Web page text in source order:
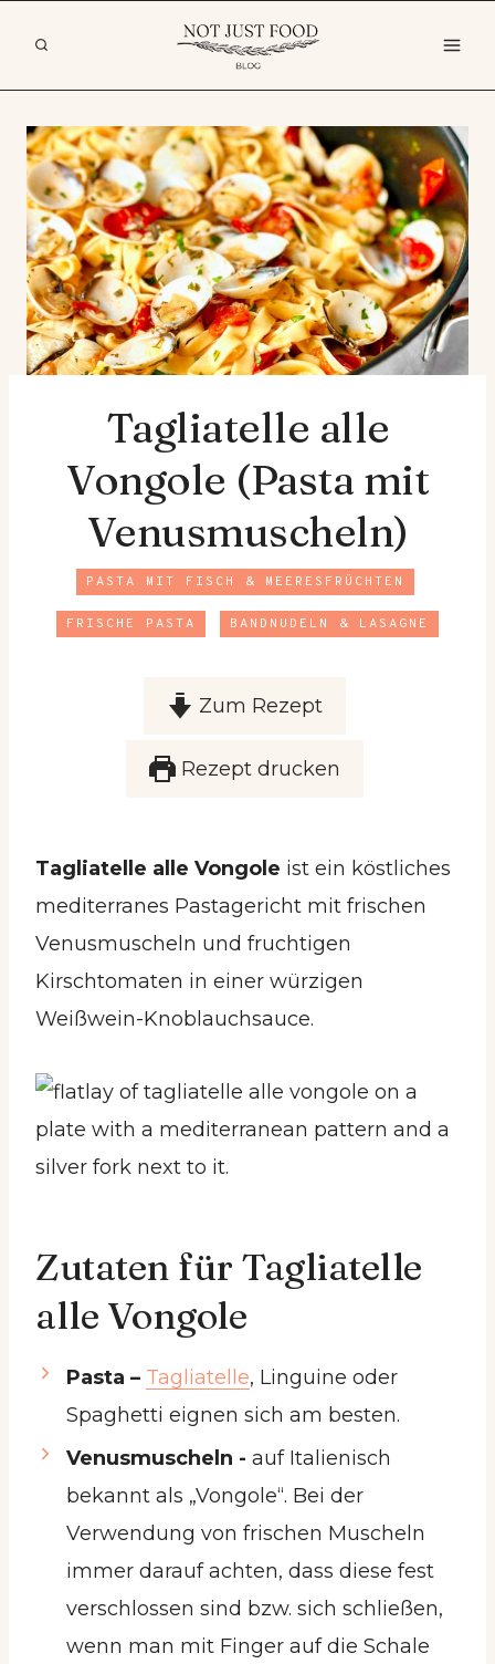
Inhalt
springen
Tagliatelle alle
Vongole (Pasta mit
Venusmuscheln)
PASTA MIT FISCH & MEERESFRÜCHTEN
FRISCHE PASTA BANDNUDELN & LASAGNE
Zum Rezept
Rezept drucken
Tagliatelle alle Vongole ist ein köstliches
mediterranes Pastagericht mit frischen
Venusmuscheln und fruchtigen
Kirschtomaten in einer würzigen
Weißwein-Knoblauchsauce.
Zutaten für Tagliatelle
alle Vongole
Pasta – Tagliatelle, Linguine oder
Spaghetti eignen sich am besten.
Venusmuscheln - auf Italienisch
bekannt als „Vongole“. Bei der
Verwendung von frischen Muscheln
immer darauf achten, dass diese fest
verschlossen sind bzw. sich schließen,
wenn man mit Finger auf die Schale